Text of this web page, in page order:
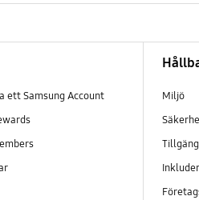
ett Samsung Account
Miljö